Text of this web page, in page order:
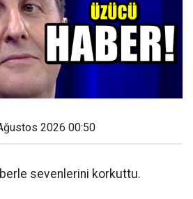
2026 00:50
sevenlerini korkuttu.